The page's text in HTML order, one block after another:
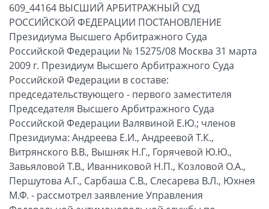
609_44164 ВЫСШИЙ АРБИТРАЖНЫЙ СУД
РОССИЙСКОЙ ФЕДЕРАЦИИ ПОСТАНОВЛЕНИЕ
Президиума Высшего Арбитражного Суда
Российской Федерации № 15275/08 Москва 31 марта
2009 г. Президиум Высшего Арбитражного Суда
Российской Федерации в составе:
председательствующего - первого заместителя
Председателя Высшего Арбитражного Суда
Российской Федерации Валявиной Е.Ю.; членов
Президиума: Андреева Е.И., Андреевой Т.К.,
Витрянского В.В., Вышняк Н.Г., Горячевой Ю.Ю.,
Завьяловой Т.В., Иванниковой Н.П., Козловой О.А.,
Першутова А.Г., Сарбаша С.В., Слесарева В.Л., Юхнея
М.Ф. - рассмотрел заявление Управления